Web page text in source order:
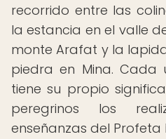
recorrido entre las
la estancia en el valle
monte Arafat y la
piedra en Mina. Cada
tiene su propio
peregrinos los
enseñanzas del